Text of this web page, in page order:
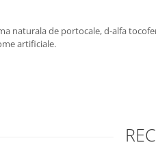
naturala de portocale, d-alfa
artificiale.